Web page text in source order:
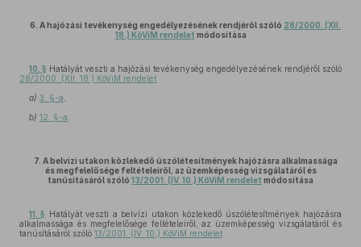
6. A hajózási tevékenység engedélyezésének rendjéről szóló 28/2000. (XII.
18.) KöViM rendelet módosítása
10. § Hatályát veszti a hajózási tevékenység engedélyezésének rendjéről szóló
28/2000. (XII. 18.) KöViM rendelet
a) 3. §-a
b) 12. §-a
7. A belvízi utakon közlekedő úszólétesítmények hajózásra alkalmassága
és megfelelősége feltételeiről, az üzemképesség vizsgálatáról és
tanúsításáról szóló 13/2001. (IV. 10.) KöViM rendelet módosítása
11. § Hatályát veszti a belvízi utakon közlekedő úszólétesítmények hajózásra
alkalmassága és megfelelősége feltételeiről, az üzemképesség vizsgálatáról és
tanúsításáról szóló 13/2001. (IV. 10.) KöViM rendelet